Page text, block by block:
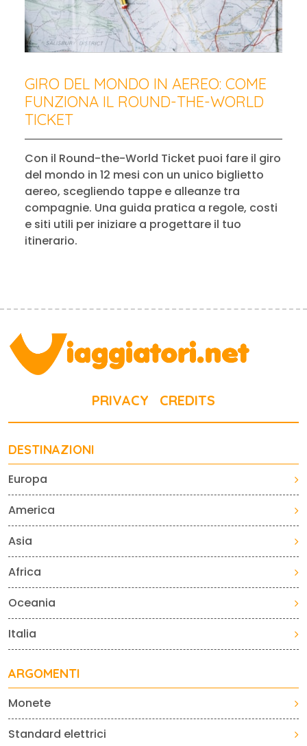
GIRO DEL MONDO IN AEREO: COME
FUNZIONA IL ROUND-THE-WORLD
TICKET
Con il Round-the-World Ticket puoi fare il giro
del mondo in 12 mesi con un unico biglietto
aereo, scegliendo tappe e alleanze tra
compagnie. Una guida pratica a regole, costi
e siti utili per iniziare a progettare il tuo
itinerario.
PRIVACY CREDITS
DESTINAZIONI
Europa
America
Asia
Africa
Oceania
Italia
ARGOMENTI
Monete
Standard elettrici